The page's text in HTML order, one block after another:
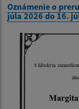
Oznámenie o
júla 2026 do 16.